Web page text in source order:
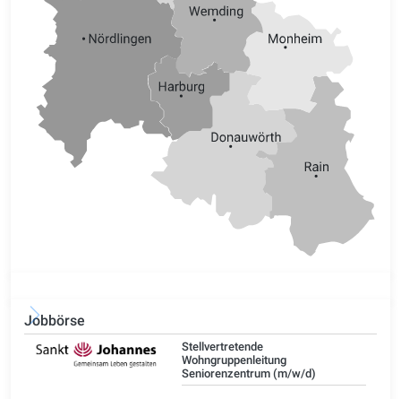
Jobbörse
Stellvertretende
Wohngruppenleitung
Seniorenzentrum (m/w/d)